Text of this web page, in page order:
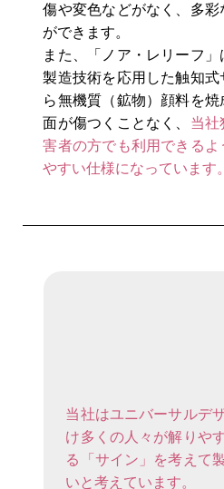
傷や変色などがなく、多
ができます。
また、「ノア・レリーフ
製造技術を応用した触知
ら無機質（鉱物）顔料を
面が傷つくことなく、 当社
害者の方でも利用できる
やすい仕様になっています。
当社はユニバーサルデ
け多くの人々が解りや
る「サイン」を考えて
いと考えています。